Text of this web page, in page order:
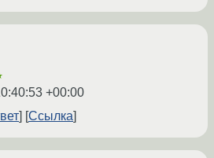
+00:00
Ссылка